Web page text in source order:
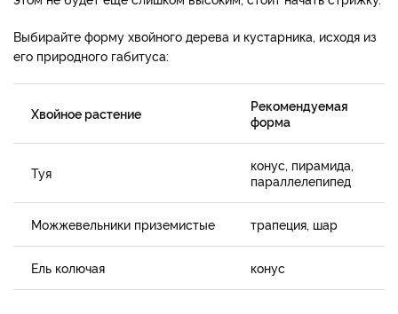
Выбирайте форму хвойного дерева и кустарника, исходя из
его природного габитуса:
Хвойное растение
Рекомендуемая
форма
Туя
конус, пирамида,
параллелепипед
Можжевельники приземистые трапеция, шар
Ель колючая конус